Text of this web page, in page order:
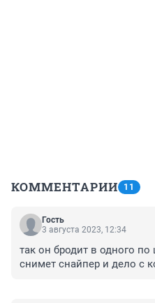
КОММЕНТАРИИ 11
Гость
3 августа 2023, 12:34
так он бродит в одного
снимет снайпер и дело с